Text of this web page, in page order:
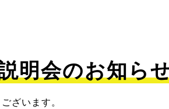
明会のお知ら
ざいます。